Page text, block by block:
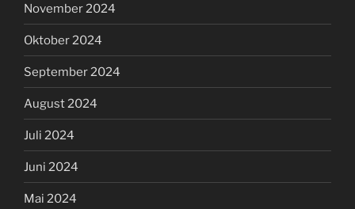
November 2024
Oktober 2024
September 2024
August 2024
Juli 2024
Juni 2024
Mai 2024